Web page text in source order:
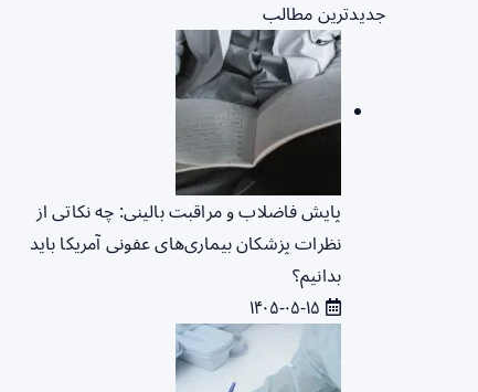
جدیدترین مطالب
پایش فاضلاب و مراقبت بالینی: چه نکاتی از
نظرات پزشکان بیماری‌های عفونی آمریکا باید
بدانیم؟